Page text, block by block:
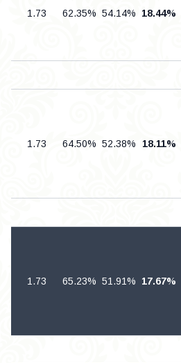
18.44%
54.14%
62.35%
1.73
18.11%
52.38%
64.50%
1.73
17.67%
51.91%
65.23%
1.73